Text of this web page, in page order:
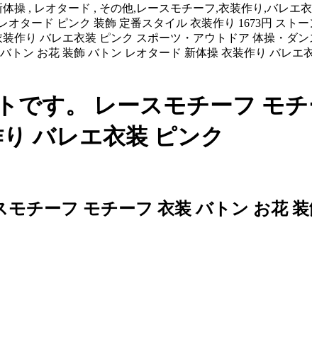
操 , レオタード , その他,レースモチーフ,衣装作り,バレエ
タード ピンク 装飾 定番スタイル 衣装作り 1673円 スト
作り バレエ衣装 ピンク スポーツ・アウトドア 体操・ダ
ン お花 装飾 バトン レオタード 新体操 衣装作り バレエ
す。 レースモチーフ モチ
バレエ衣装 ピンク
チーフ モチーフ 衣装 バトン お花